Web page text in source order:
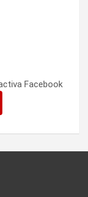
Facebook